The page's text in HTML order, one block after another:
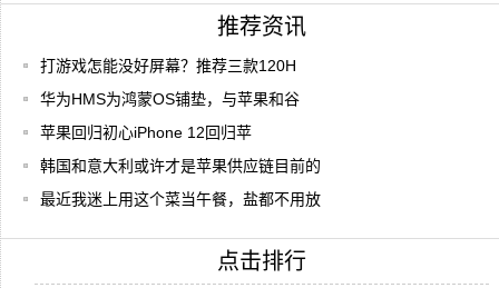
推荐资讯
打游戏怎能没好屏幕？推荐三款120H
华为HMS为鸿蒙OS铺垫，与苹果和谷
苹果回归初心iPhone 12回归苹
韩国和意大利或许才是苹果供应链目前的
最近我迷上用这个菜当午餐，盐都不用放
点击排行